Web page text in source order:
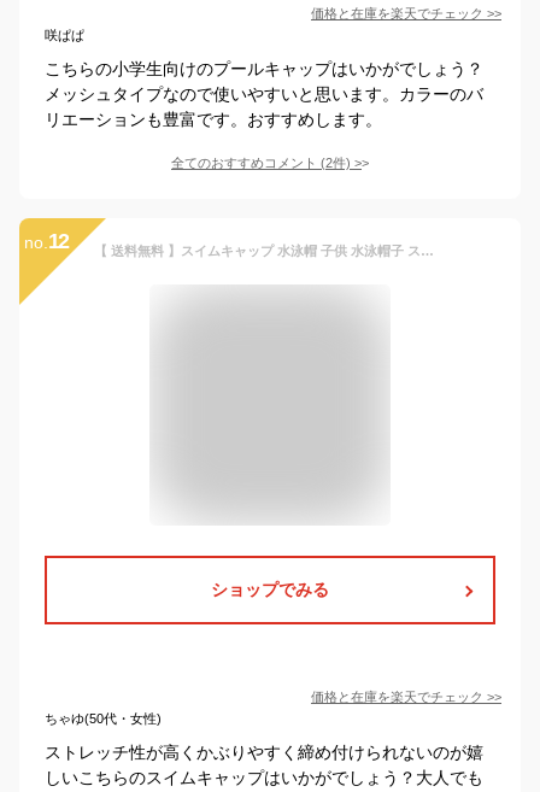
価格と在庫を楽天でチェック >>
咲ぱぱ
こちらの小学生向けのプールキャップはいかがでしょう？
メッシュタイプなので使いやすいと思います。カラーのバ
リエーションも豊富です。おすすめします。
全てのおすすめコメント (2件) >
no. 12 【 送料無料 】スイムキャップ 水泳帽 子供 水泳帽子 スイム キッズ プールキャップ スイミングキャップ キャップ ストレッチ 吸汗速乾 夏 男の子 女の子 年中 年長 小学生 低学年 中学年 高学年 中学生
ショップでみる
価格と在庫を楽天でチェック >>
ちゃゆ(50代・女性)
ストレッチ性が高くかぶりやすく締め付けられないのが嬉
しいこちらのスイムキャップはいかがでしょう？大人でも